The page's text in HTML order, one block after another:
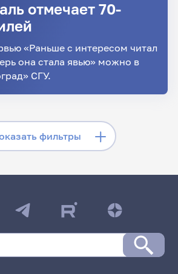
отмечает 70-
читал
она стала явью» можно в
СГУ.
фильтры
фильтры